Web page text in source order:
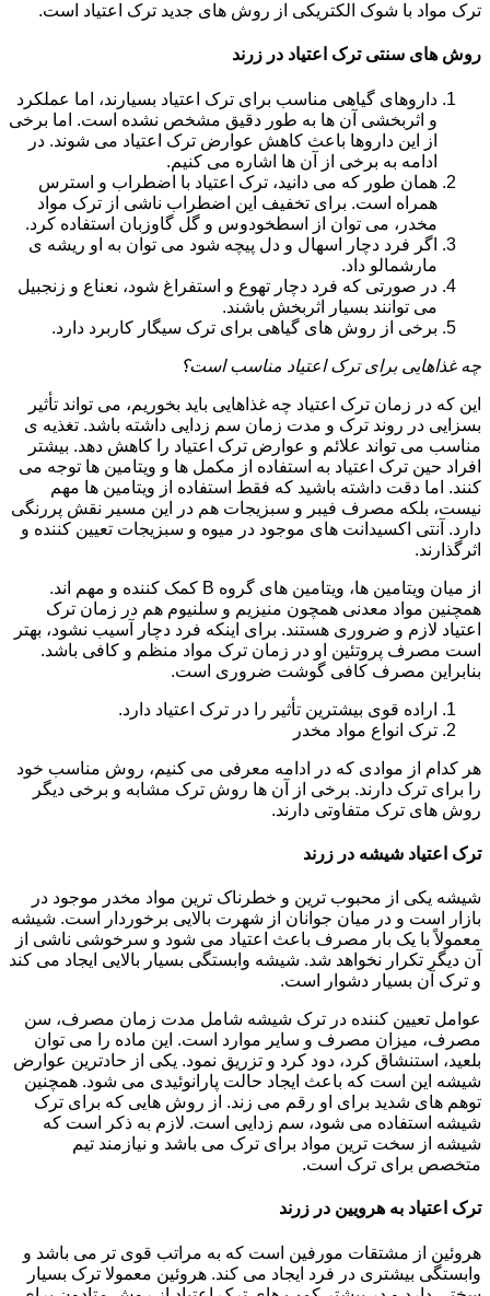
ترک مواد با شوک الکتریکی از روش های جدید ترک اعتیاد است.
روش های سنتی ترک اعتیاد در زرند
داروهای گیاهی مناسب برای ترک اعتیاد بسیارند، اما عملکرد
و اثربخشی آن ها به طور دقیق مشخص نشده است. اما برخی
از این داروها باعث کاهش عوارض ترک اعتیاد می شوند. در
ادامه به برخی از آن ها اشاره می کنیم.
همان طور که می دانید، ترک اعتیاد با اضطراب و استرس
همراه است. برای تخفیف این اضطراب ناشی از ترک مواد
مخدر، می توان از اسطخودوس و گل گاوزبان استفاده کرد.
اگر فرد دچار اسهال و دل پیچه شود می توان به او ریشه ی
مارشمالو داد.
در صورتی که فرد دچار تهوع و استفراغ شود، نعناع و زنجبیل
می توانند بسیار اثربخش باشند.
برخی از روش های گیاهی برای ترک سیگار کاربرد دارد.
چه غذاهایی برای ترک اعتیاد مناسب است؟
این که در زمان ترک اعتیاد چه غذاهایی باید بخوریم، می تواند تأثیر
بسزایی در روند ترک و مدت زمان سم زدایی داشته باشد. تغذیه ی
مناسب می تواند علائم و عوارض ترک اعتیاد را کاهش دهد. بیشتر
افراد حین ترک اعتیاد به استفاده از مکمل ها و ویتامین ها توجه می
کنند. اما دقت داشته باشید که فقط استفاده از ویتامین ها مهم
نیست، بلکه مصرف فیبر و سبزیجات هم در این مسیر نقش پررنگی
دارد. آنتی اکسیدانت های موجود در میوه و سبزیجات تعیین کننده و
اثرگذارند.
از میان ویتامین ها، ویتامین های گروه B کمک کننده و مهم اند.
همچنین مواد معدنی همچون منیزیم و سلنیوم هم در زمان ترک
اعتیاد لازم و ضروری هستند. برای اینکه فرد دچار آسیب نشود، بهتر
است مصرف پروتئین او در زمان ترک مواد منظم و کافی باشد.
بنابراین مصرف کافی گوشت ضروری است.
اراده قوی بیشترین تأثیر را در ترک اعتیاد دارد.
ترک انواع مواد مخدر
هر کدام از موادی که در ادامه معرفی می کنیم، روش مناسب خود
را برای ترک دارند. برخی از آن ها روش ترک مشابه و برخی دیگر
روش های ترک متفاوتی دارند.
ترک اعتیاد شیشه در زرند
شیشه یکی از محبوب ترین و خطرناک ترین مواد مخدر موجود در
بازار است و در میان جوانان از شهرت بالایی برخوردار است. شیشه
معمولاً با یک بار مصرف باعث اعتیاد می شود و سرخوشی ناشی از
آن دیگر تکرار نخواهد شد. شیشه وابستگی بسیار بالایی ایجاد می کند
و ترک آن بسیار دشوار است.
عوامل تعیین کننده در ترک شیشه شامل مدت زمان مصرف، سن
مصرف، میزان مصرف و سایر موارد است. این ماده را می توان
بلعید، استنشاق کرد، دود کرد و تزریق نمود. یکی از حادترین عوارض
شیشه این است که باعث ایجاد حالت پارانوئیدی می شود. همچنین
توهم های شدید برای او رقم می زند. از روش هایی که برای ترک
شیشه استفاده می شود، سم زدایی است. لازم به ذکر است که
شیشه از سخت ترین مواد برای ترک می باشد و نیازمند تیم
متخصص برای ترک است.
ترک اعتیاد به هرویین در زرند
هروئین از مشتقات مورفین است که به مراتب قوی تر می باشد و
وابستگی بیشتری در فرد ایجاد می کند. هروئین معمولا ترک بسیار